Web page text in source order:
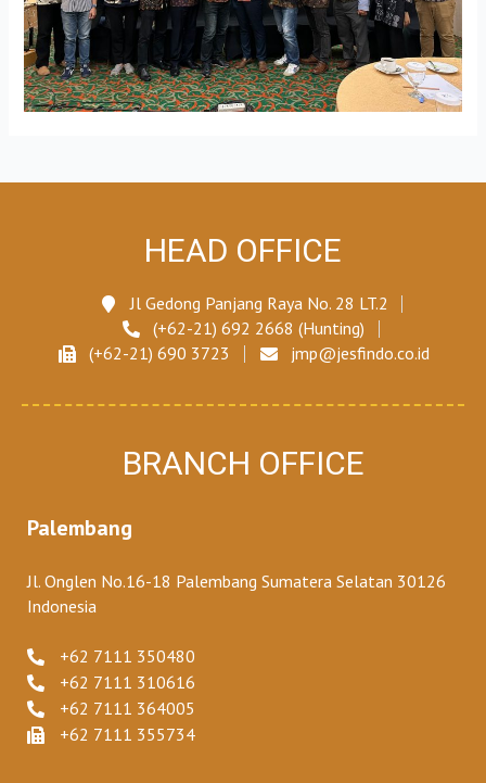
HEAD OFFICE
Jl Gedong Panjang Raya No. 28 LT.2
(+62-21) 692 2668 (Hunting)
(+62-21) 690 3723
jmp@jesfindo.co.id
BRANCH OFFICE
Palembang
Jl. Onglen No.16-18 Palembang Sumatera Selatan 30126
Indonesia
+62 7111 350480
+62 7111 310616
+62 7111 364005
+62 7111 355734